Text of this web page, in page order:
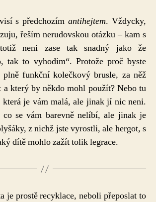
názvem
Recyklace
nepotřebných
věcí
s předchozímantihejtem. Vždycky,
řeším nerudovskou otázku – kam s
neni zase tak snadný jako že
tak to vyhodim“. Protože proč byste
funkční kolečkový brusle, za něž
a který by někdo mohl použít? Nebo tu
je vám malá, ale jinak jí nic neni.
co se vám barevně nelíbí, ale jinak je
z nichž jste vyrostli, ale hergot, s
dítě mohlo zažít tolik legrace.
je prostě recyklace, neboli přeposlat to